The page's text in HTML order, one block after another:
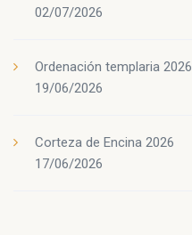
02/07/2026
Ordenación templaria 2026
19/06/2026
Corteza de Encina 2026
17/06/2026